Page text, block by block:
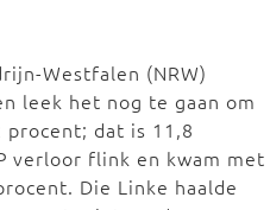
Westfalen (NRW)
leek het nog te gaan om
procent; dat is 11,8
verloor flink en kwam met
Die Linke haalde